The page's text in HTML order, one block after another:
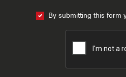
By submitting this form